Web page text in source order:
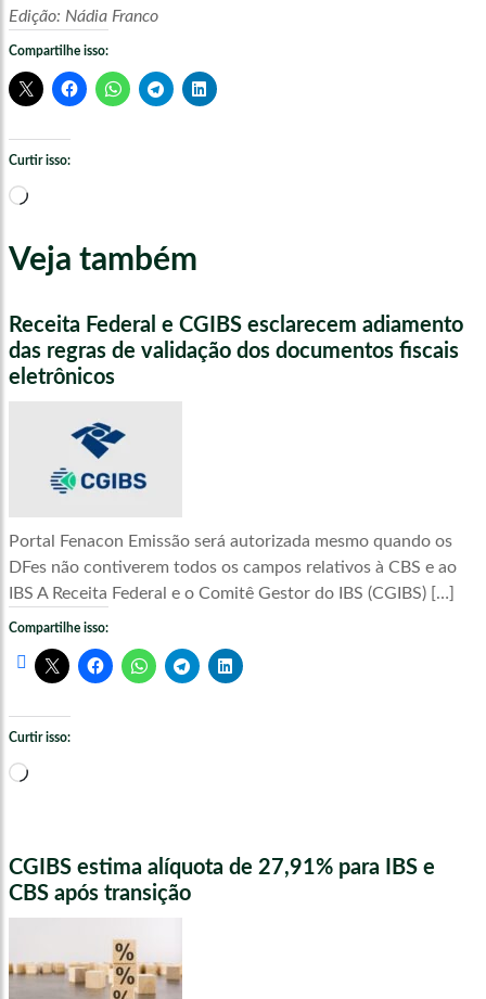
Edição: Nádia Franco
Compartilhe isso:
Curtir isso:
Carregando...
Veja também
Receita Federal e CGIBS esclarecem adiamento
das regras de validação dos documentos fiscais
eletrônicos
Portal Fenacon Emissão será autorizada mesmo quando os
DFes não contiverem todos os campos relativos à CBS e ao
IBS A Receita Federal e o Comitê Gestor do IBS (CGIBS) […]
Compartilhe isso:
Curtir isso:
Carregando...
CGIBS estima alíquota de 27,91% para IBS e
CBS após transição